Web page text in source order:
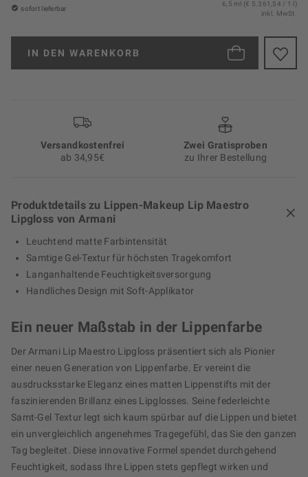
sofort lieferbar
6,5 ml (€ 5.361,54 / 1 l)
inkl. MwSt.
IN DEN WARENKORB
Versand­kosten­frei
ab 34,95€
Zwei Gratisproben
zu Ihrer Bestellung
Produktdetails zu Lippen-Makeup Lip Maestro
Lipgloss von Armani
Leuchtend matte Farbintensität
Samtige Gel-Textur für höchsten Tragekomfort
Langanhaltende Feuchtigkeitsversorgung
Handliches Design mit Soft-Applikator
Ein neuer Maßstab in der Lippenfarbe
Der Armani Lip Maestro Lipgloss präsentiert sich als Pionier
einer neuen Generation von Lippenfarbe. Er vereint die
ausdrucksstarke Eleganz eines matten Lippenstifts mit der
faszinierenden Brillanz eines Lipglosses. Seine federleichte
Samt-Gel Textur legt sich kaum spürbar auf die Lippen und bietet
ein unvergleichlich angenehmes Tragegefühl, das Sie den ganzen
Tag begleitet. Diese innovative Formel spendet durchgehend
Feuchtigkeit, sodass Ihre Lippen stets gepflegt wirken und